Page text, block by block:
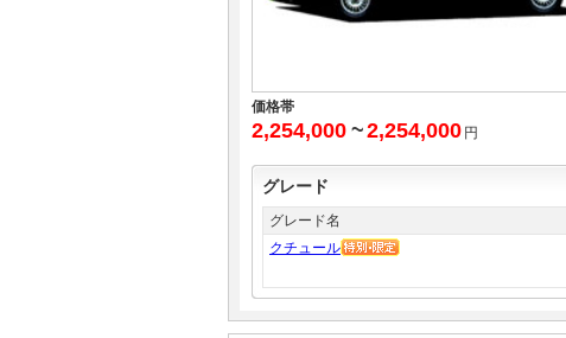
価格帯
2,254,000 ~2,254,000 円
グレード
グレード名
クチュール